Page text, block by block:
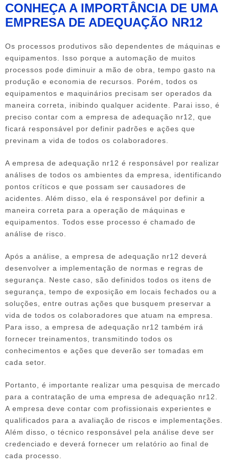
CONHEÇA A IMPORTÂNCIA DE UMA
EMPRESA DE ADEQUAÇÃO NR12
Os processos produtivos são dependentes de máquinas e
equipamentos. Isso porque a automação de muitos
processos pode diminuir a mão de obra, tempo gasto na
produção e economia de recursos. Porém, todos os
equipamentos e maquinários precisam ser operados da
maneira correta, inibindo qualquer acidente. Parai isso, é
preciso contar com a empresa de adequação nr12
, que
ficará responsável por definir padrões e ações que
previnam a vida de todos os colaboradores.
A empresa de adequação nr12 é responsável por realizar
análises de todos os ambientes da empresa, identificando
pontos críticos e que possam ser causadores de
acidentes. Além disso, ela é responsável por definir a
maneira correta para a operação de máquinas e
equipamentos. Todos esse processo é chamado de
análise de risco.
Após a análise, a empresa de adequação nr12 deverá
desenvolver a implementação de normas e regras de
segurança. Neste caso, são definidos todos os itens de
segurança, tempo de exposição em locais fechados ou a
soluções, entre outras ações que busquem preservar a
vida de todos os colaboradores que atuam na empresa.
Para isso, a empresa de adequação nr12 também irá
fornecer treinamentos, transmitindo todos os
conhecimentos e ações que deverão ser tomadas em
cada setor.
Portanto, é importante realizar uma pesquisa de mercado
para a contratação de uma empresa de adequação nr12
A empresa deve contar com profissionais experientes e
qualificados para a avaliação de riscos e implementações.
Além disso, o técnico responsável pela análise deve ser
credenciado e deverá fornecer um relatório ao final de
cada processo.